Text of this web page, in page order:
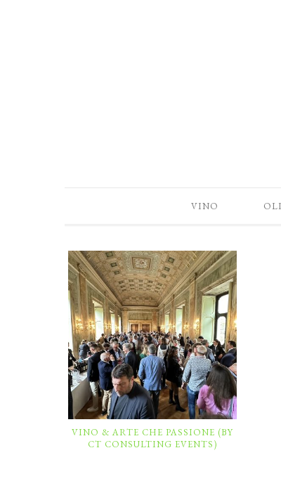
VINO
VINO & ARTE CHE PASSIONE (BY
CT CONSULTING EVENTS)